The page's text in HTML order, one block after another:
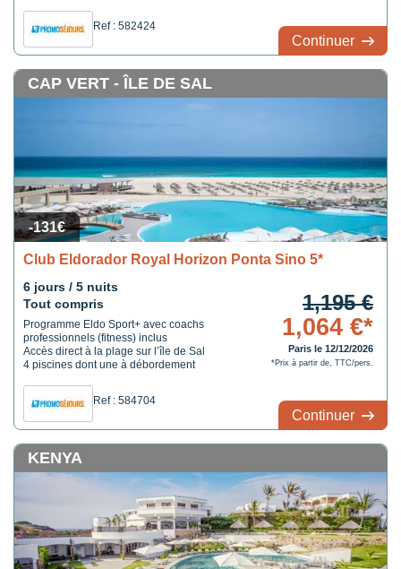
Ref : 582424
Continuer
-131€
CAP VERT - ÎLE DE SAL
Club Eldorador Royal Horizon Ponta Sino 5*
6 jours / 5 nuits
Tout compris
Programme Eldo Sport+ avec coachs
professionnels (fitness) inclus
Accès direct à la plage sur l’île de Sal
4 piscines dont une à débordement
Ref : 584704
1,195 €
1,064 €*
Paris le 12/12/2026
*Prix à partir de, TTC/pers.
Continuer
KENYA